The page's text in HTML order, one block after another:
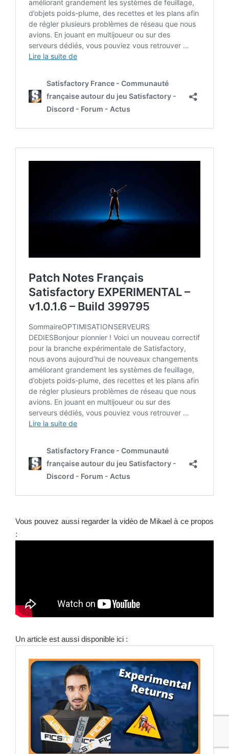
Vous pouvez aussi regarder la vidéo de Mikael à ce propos
:
Un article est aussi disponible ici :